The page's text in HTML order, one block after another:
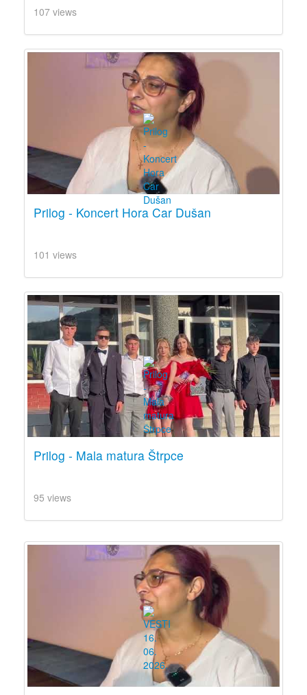
107 views
Prilog - Koncert Hora Car Dušan
101 views
Prilog - Mala matura Štrpce
95 views